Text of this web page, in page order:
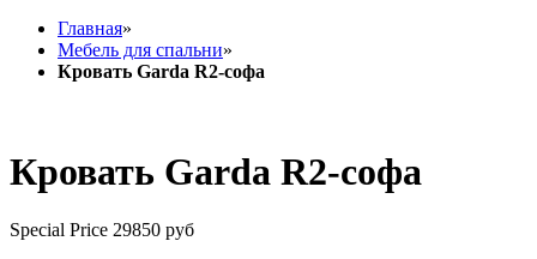
Главная»
Мебель для спальни»
Кровать Garda R2-софа
Кровать Garda R2-софа
Special Price 29850 руб